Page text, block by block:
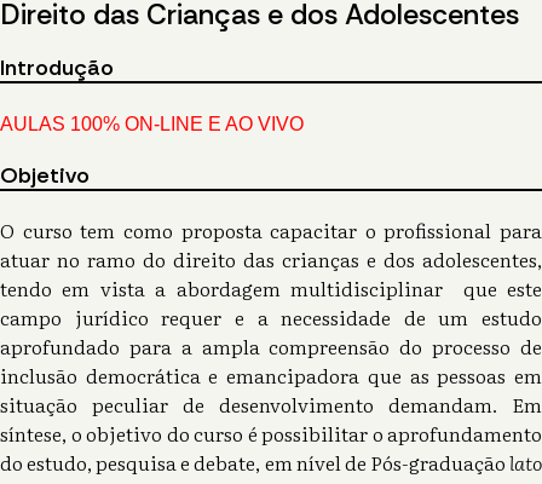
Direito das Crianças e dos Adolescentes
Introdução
AULAS 100% ON-LINE E AO VIVO
Objetivo
O curso tem como proposta capacitar o profissional para
atuar no ramo do direito das crianças e dos adolescentes,
tendo em vista a abordagem multidisciplinar que este
campo jurídico requer e a necessidade de um estudo
aprofundado para a ampla compreensão do processo de
inclusão democrática e emancipadora que as pessoas em
situação peculiar de desenvolvimento demandam. Em
síntese, o objetivo do curso é possibilitar o aprofundamento
do estudo, pesquisa e debate, em nível de Pós-graduaçãolato